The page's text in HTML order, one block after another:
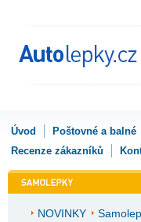
Úvod Poštovné a balné
Recenze zákazníků
NOVINKY